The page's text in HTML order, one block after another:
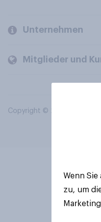
Unternehmen
Mitglieder und
Copyright © 2026 YouGov
Wenn
zu, um